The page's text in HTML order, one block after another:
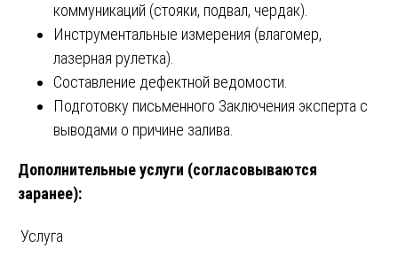
коммуникаций (стояки, подвал, чердак).
Инструментальные измерения (влагомер,
лазерная рулетка).
Составление дефектной ведомости.
Подготовку письменного Заключения эксперта с
выводами о причине залива.
Дополнительные услуги (согласовываются
заранее):
Услуга